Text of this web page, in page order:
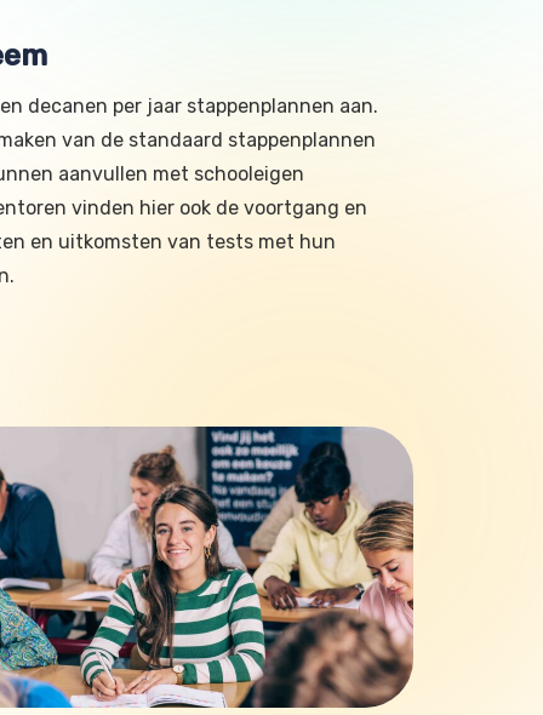
decanen per jaar stappenplannen aan.
van de standaard stappenplannen
aanvullen met schooleigen
vinden hier ook de voortgang en
en uitkomsten van tests met hun